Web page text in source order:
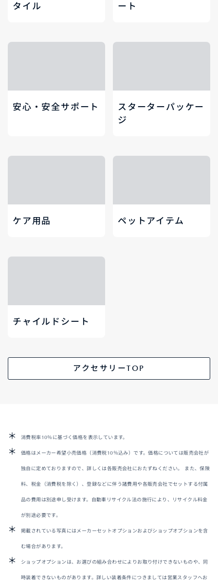
タイル
ート
安心・安全サポート
スターターパッケー
ジ
ケア用品 ペットアイテム
チャイルドシート
アクセサリーTOP
消費税率10％に基づく価格を表示しています。
価格はメーカー希望小売価格（消費税10％込み）です。価格については販売会社が
独自に定めておりますので、詳しくは各販売会社におたずねください。 また、保険
料、税金（消費税を除く）、登録などに伴う諸費用や各販売会社でセットする付属
品の費用は別途申し受けます。自動車リサイクル法の施行により、リサイクル料金
が別途必要です。
掲載されている写真にはメーカーセットオプションおよびショップオプションを含
む場合があります。
ショップオプションは、お選びの組み合わせによりお取り付けできないものや、同
時装着できないものがあります。詳しい装着条件につきましては営業スタッフへお